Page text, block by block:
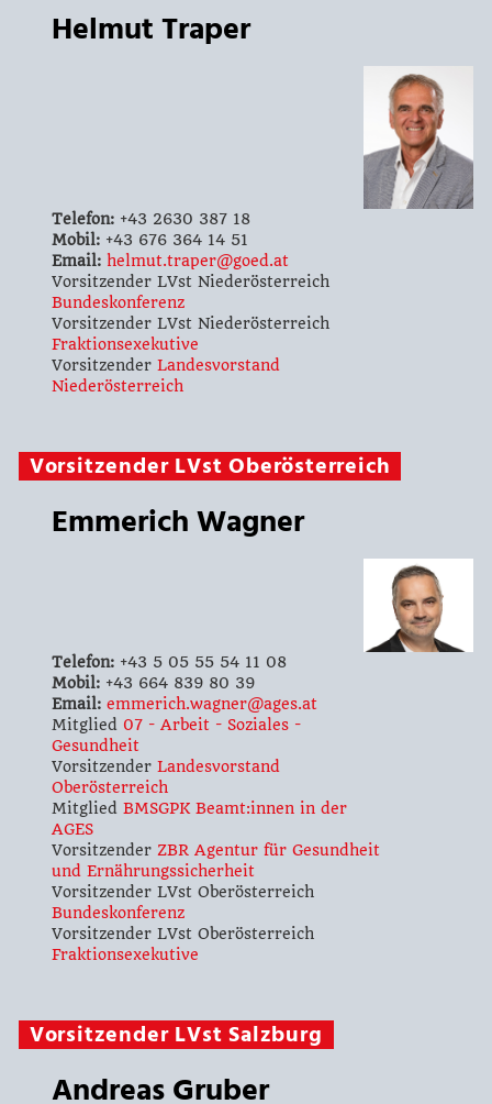
Helmut Traper
Telefon:+43 2630 387 18
Mobil:+43 676 364 14 51
Email: helmut.traper@goed.at
Vorsitzender LVst Niederösterreich
Bundeskonferenz
Vorsitzender LVst Niederösterreich
Fraktionsexekutive
Vorsitzender Landesvorstand
Niederösterreich
Vorsitzender LVst Oberösterreich
Emmerich Wagner
Telefon:+43 5 05 55 54 11 08
Mobil:+43 664 839 80 39
Email: emmerich.wagner@ages.at
Mitglied 07 - Arbeit - Soziales -
Gesundheit
Vorsitzender Landesvorstand
Oberösterreich
Mitglied BMSGPK Beamt:innen in der
AGES
Vorsitzender ZBR Agentur für Gesundheit
und Ernährungssicherheit
Vorsitzender LVst Oberösterreich
Bundeskonferenz
Vorsitzender LVst Oberösterreich
Fraktionsexekutive
Vorsitzender LVst Salzburg
Andreas Gruber